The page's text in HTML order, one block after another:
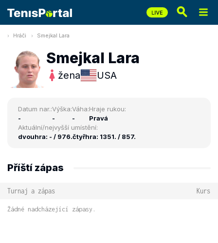
Hráči Smejkal Lara
Smejkal Lara
žena USA
Datum nar.:
-
Výška:
-
Váha:
-
Hraje rukou:
Pravá
Aktuální/nejvyšší umístění:
dvouhra: - / 976.čtyřhra: 1351. / 857.
Příští zápas
Turnaj a zápas Kurs
Žádné nadcházející zápasy.